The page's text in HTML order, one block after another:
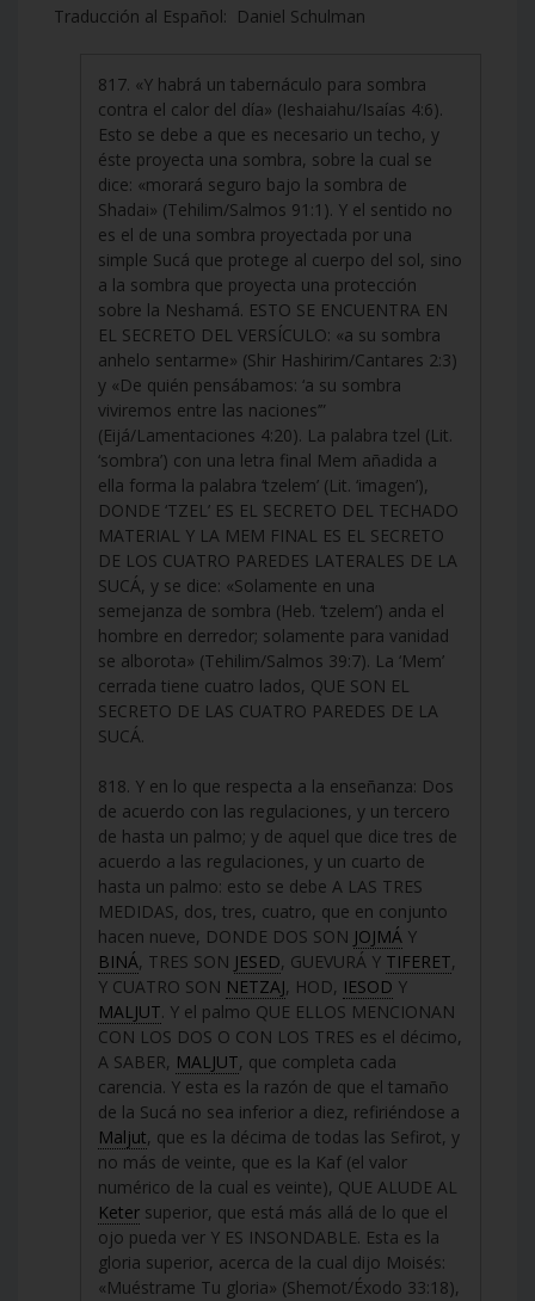
Traducción al Español: Daniel Schulman
817. «Y habrá un tabernáculo para sombra
contra el calor del día» (Ieshaiahu/Isaías 4:6).
Esto se debe a que es necesario un techo, y
éste proyecta una sombra, sobre la cual se
dice: «morará seguro bajo la sombra de
Shadai» (Tehilim/Salmos 91:1). Y el sentido no
es el de una sombra proyectada por una
simple Sucá que protege al cuerpo del sol, sino
a la sombra que proyecta una protección
sobre la Neshamá. ESTO SE ENCUENTRA EN
EL SECRETO DEL VERSÍCULO: «a su sombra
anhelo sentarme» (Shir Hashirim/Cantares 2:3)
y «De quién pensábamos: ‘a su sombra
viviremos entre las naciones’”
(Eijá/Lamentaciones 4:20). La palabra tzel (Lit.
‘sombra’) con una letra final Mem añadida a
ella forma la palabra ‘tzelem’ (Lit. ‘imagen’),
DONDE ‘TZEL’ ES EL SECRETO DEL TECHADO
MATERIAL Y LA MEM FINAL ES EL SECRETO
DE LOS CUATRO PAREDES LATERALES DE LA
SUCÁ, y se dice: «Solamente en una
semejanza de sombra (Heb. ‘tzelem’) anda el
hombre en derredor; solamente para vanidad
se alborota» (Tehilim/Salmos 39:7). La ‘Mem’
cerrada tiene cuatro lados, QUE SON EL
SECRETO DE LAS CUATRO PAREDES DE LA
SUCÁ.
818. Y en lo que respecta a la enseñanza: Dos
de acuerdo con las regulaciones, y un tercero
de hasta un palmo; y de aquel que dice tres de
acuerdo a las regulaciones, y un cuarto de
hasta un palmo: esto se debe A LAS TRES
MEDIDAS, dos, tres, cuatro, que en conjunto
hacen nueve, DONDE DOS SON JOJMÁ Y
BINÁ, TRES SON JESED, GUEVURÁ Y TIFERET,
Y CUATRO SON NETZAJ, HOD, IESOD Y
MALJUT. Y el palmo QUE ELLOS MENCIONAN
CON LOS DOS O CON LOS TRES es el décimo,
A SABER, MALJUT, que completa cada
carencia. Y esta es la razón de que el tamaño
de la Sucá no sea inferior a diez, refiriéndose a
Maljut, que es la décima de todas las Sefirot, y
no más de veinte, que es la Kaf (el valor
numérico de la cual es veinte), QUE ALUDE AL
Keter superior, que está más allá de lo que el
ojo pueda ver Y ES INSONDABLE. Esta es la
gloria superior, acerca de la cual dijo Moisés:
«Muéstrame Tu gloria» (Shemot/Éxodo 33:18),